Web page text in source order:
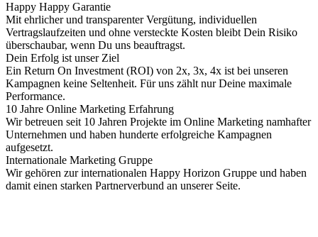
Happy Happy Garantie
Mit ehrlicher und transparenter Vergütung, individuellen
Vertragslaufzeiten und ohne versteckte Kosten bleibt Dein Risiko
überschaubar, wenn Du uns beauftragst.
Dein Erfolg ist unser Ziel
Ein Return On Investment (ROI) von 2x, 3x, 4x ist bei unseren
Kampagnen keine Seltenheit. Für uns zählt nur Deine maximale
Performance.
10 Jahre Online Marketing Erfahrung
Wir betreuen seit 10 Jahren Projekte im Online Marketing namhafter
Unternehmen und haben hunderte erfolgreiche Kampagnen
aufgesetzt.
Internationale Marketing Gruppe
Wir gehören zur internationalen Happy Horizon Gruppe und haben
damit einen starken Partnerverbund an unserer Seite.